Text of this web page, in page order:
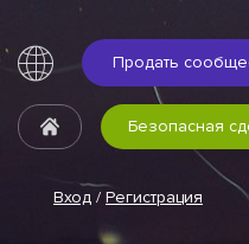
Продать
Вход / Регистрация
Безопасная